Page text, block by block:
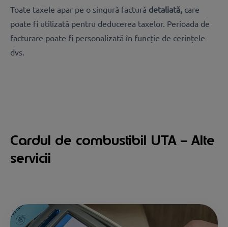
Toate taxele apar pe o singură factură detaliată, care
poate fi utilizată pentru deducerea taxelor. Perioada de
facturare poate fi personalizată în funcție de cerințele
dvs.
Cardul de combustibil UTA – Alte
servicii